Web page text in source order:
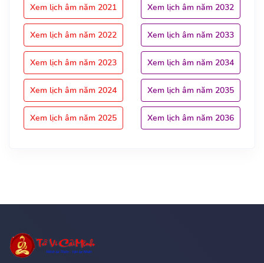
Xem lịch âm năm 2021
Xem lịch âm năm 2022
Xem lịch âm năm 2023
Xem lịch âm năm 2024
Xem lịch âm năm 2025
Xem lịch âm năm 2032
Xem lịch âm năm 2033
Xem lịch âm năm 2034
Xem lịch âm năm 2035
Xem lịch âm năm 2036